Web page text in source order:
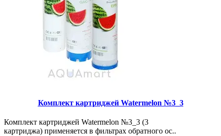
Комплект картриджей Watermelon №3_3
Комплект картриджей Watermelon №3_3 (3
картриджа) применяется в фильтрах обратного ос..